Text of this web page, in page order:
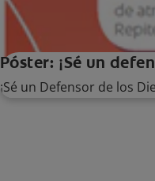
Póster: ¡Sé un
¡Sé un Defensor de los